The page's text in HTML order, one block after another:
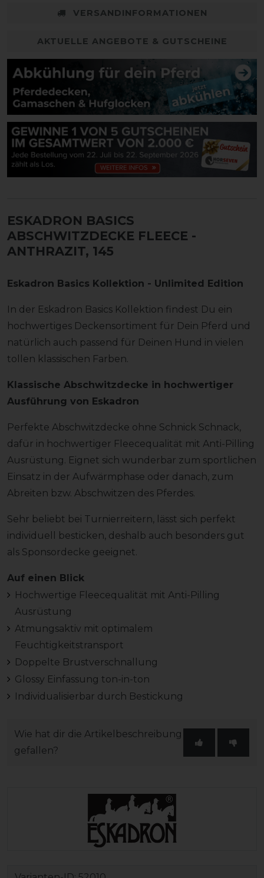
VERSANDINFORMATIONEN
AKTUELLE ANGEBOTE & GUTSCHEINE
ESKADRON BASICS
ABSCHWITZDECKE FLEECE -
ANTHRAZIT, 145
Eskadron Basics Kollektion - Unlimited Edition
In der Eskadron Basics Kollektion findest Du ein
hochwertiges Deckensortiment für Dein Pferd und
natürlich auch passend für Deinen Hund in vielen
tollen klassischen Farben.
Klassische Abschwitzdecke in hochwertiger
Ausführung von Eskadron
Perfekte Abschwitzdecke ohne Schnick Schnack,
dafür in hochwertiger Fleecequalität mit Anti-Pilling
Ausrüstung. Eignet sich wunderbar zum sportlichen
Einsatz in der Aufwärmphase oder danach, zum
Abreiten bzw. Abschwitzen des Pferdes.
Sehr beliebt bei Turnierreitern, lässt sich perfekt
individuell besticken, deshalb auch besonders gut
als Sponsordecke geeignet.
Auf einen Blick
Hochwertige Fleecequalität mit Anti-Pilling
Ausrüstung
Atmungsaktiv mit optimalem
Feuchtigkeitstransport
Doppelte Brustverschnallung
Glossy Einfassung ton-in-ton
Individualisierbar durch Bestickung
Wie hat dir die Artikelbeschreibung
gefallen?